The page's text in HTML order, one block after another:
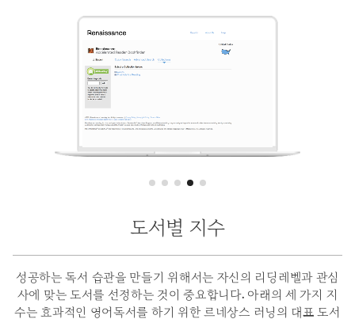
도서별 지수
성공하는 독서 습관을 만들기 위해서는 자신의 리딩레벨과 관심
사에 맞는 도서를 선정하는 것이 중요합니다. 아래의 세 가지 지
수는 효과적인 영어독서를 하기 위한 르네상스 러닝의 대표 도서